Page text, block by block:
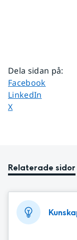
Dela sidan på:
Dela sidan på
Facebook
Dela sidan på
LinkedIn
Dela sidan på
X
Relaterade sidor